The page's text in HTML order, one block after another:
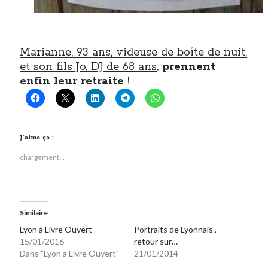
Marianne, 93 ans, videuse de boîte de nuit,
et son fils Jo, DJ de 68 ans, prennent
enfin leur retraite !
J’aime ça :
chargement…
Similaire
Lyon à Livre Ouvert
15/01/2016
Dans "Lyon à Livre Ouvert"
Portraits de Lyonnais ,
retour sur…
21/01/2014